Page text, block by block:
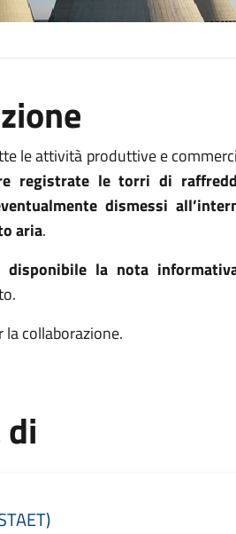
le attività produttive e
registrate le torri di
dismessi
aria.
disponibile la nota
la collaborazione.